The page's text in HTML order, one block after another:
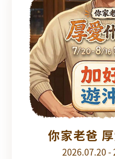
你家老爸
2026.07.20 -